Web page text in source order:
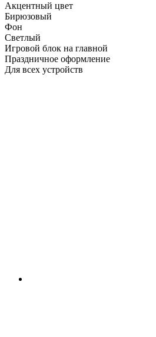
Акцентный цвет
Бирюзовый
Фон
Светлый
Игровой блок на главной
Праздничное оформление
Для всех устройств